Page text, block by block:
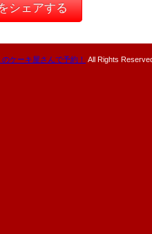
シェアする
ケーキ屋さんで予約！ All Rights